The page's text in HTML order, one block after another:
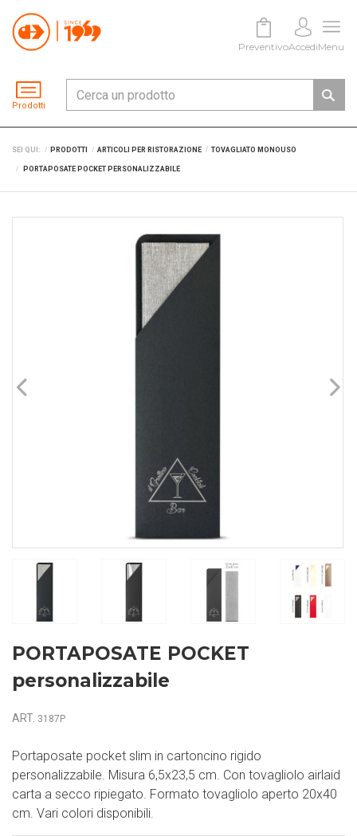
Prodotti
PreventivoAccediMenu
SEI QUI: PRODOTTI ARTICOLI PER RISTORAZIONE TOVAGLIATO MONOUSO
PORTAPOSATE POCKET PERSONALIZZABILE
PORTAPOSATE POCKET
personalizzabile
ART. 3187P
Portaposate pocket slim in cartoncino rigido
personalizzabile. Misura 6,5x23,5 cm. Con tovagliolo airlaid
carta a secco ripiegato. Formato tovagliolo aperto 20x40
cm. Vari colori disponibili.